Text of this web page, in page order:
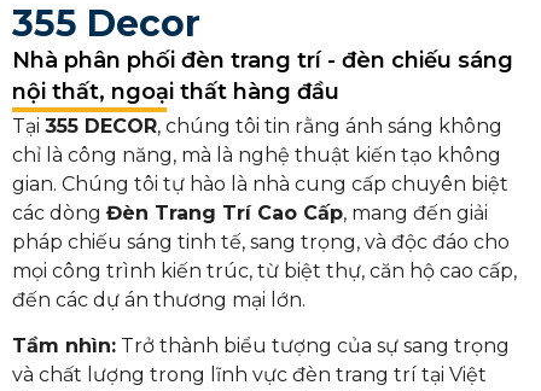
355 Decor
Nhà phân phối đèn trang trí - đèn chiếu sáng
nội thất, ngoại thất hàng đầu
Tại 355 DECOR, chúng tôi tin rằng ánh sáng không
chỉ là công năng, mà là nghệ thuật kiến tạo không
gian. Chúng tôi tự hào là nhà cung cấp chuyên biệt
các dòng Đèn Trang Trí Cao Cấp, mang đến giải
pháp chiếu sáng tinh tế, sang trọng, và độc đáo cho
mọi công trình kiến trúc, từ biệt thự, căn hộ cao cấp,
đến các dự án thương mại lớn.
Tầm nhìn: Trở thành biểu tượng của sự sang trọng
và chất lượng trong lĩnh vực đèn trang trí tại Việt